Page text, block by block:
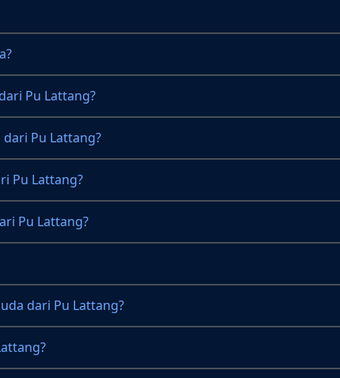
Pu Lattang?
Pu Lattang?
Pu Lattang?
Pu Lattang?
dari Pu Lattang?